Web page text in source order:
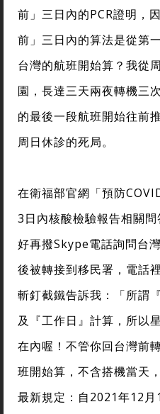
前」三日內的PCR證明，
前」三日內的算法是從第
台灣的航班開始算？我從
園，長達三天兩夜轉機三
的最後一段航班開始往前
周日休診的死局。
在衛福部官網「預防
3日內核酸檢驗報告相關
好再撥Skype電話詢問台
後被轉接到移民署，電話
斬釘截鐵告訴我：「所謂
及『工作日』計算，所以
在內喔！不管你回台灣前
班開始算，不含搭機當天
最新規定：自2021年12月